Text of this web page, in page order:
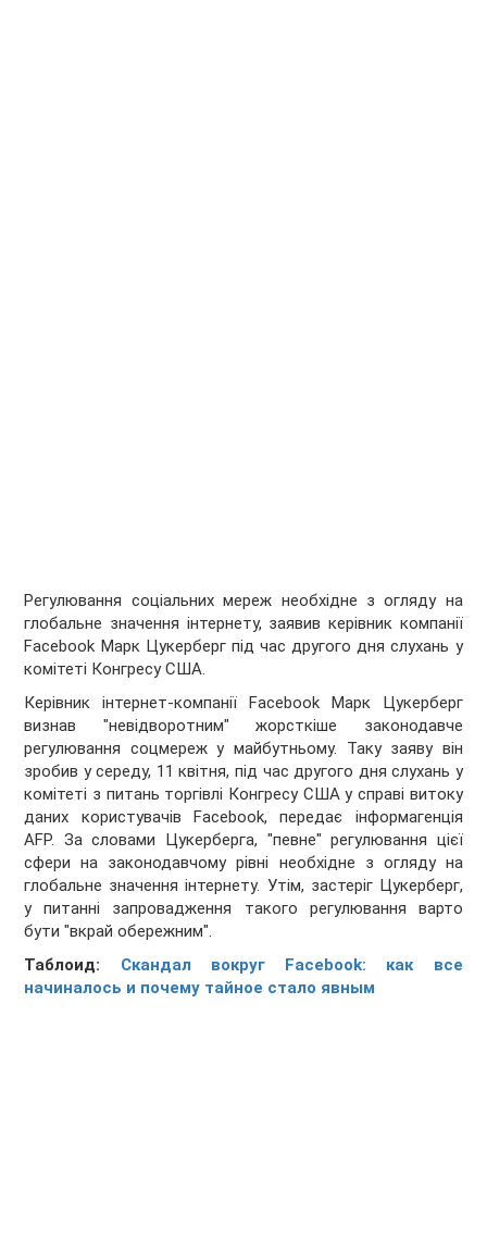
Регулювання соціальних мереж необхідне з огляду на
глобальне значення інтернету, заявив керівник компанії
Facebook Марк Цукерберг під час другого дня слухань у
комітеті Конгресу США.
Керівник інтернет-компанії Facebook Марк Цукерберг
визнав "невідворотним" жорсткіше законодавче
регулювання соцмереж у майбутньому. Таку заяву він
зробив у середу, 11 квітня, під час другого дняслухань у
комітеті з питань торгівлі Конгресу СШАу справі витоку
даних користувачів Facebook, передає інформагенція
AFP. За словами Цукерберга, "певне" регулювання цієї
сфери на законодавчому рівні необхідне з огляду на
глобальне значення інтернету. Утім, застеріг Цукерберг,
у питанні запровадження такого регулювання варто
бути "вкрай обережним".
Таблоид: Скандал вокруг Facebook: как все
начиналось и почему тайное стало явным